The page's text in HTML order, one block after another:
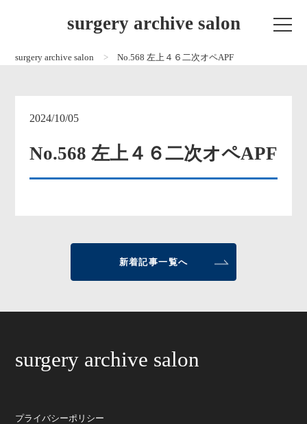
surgery archive salon
surgery archive salon No.568 左上４６二次オペAPF
2024/10/05
No.568 左上４６二次オペAPF
新着記事一覧へ
surgery archive salon
プライバシーポリシー